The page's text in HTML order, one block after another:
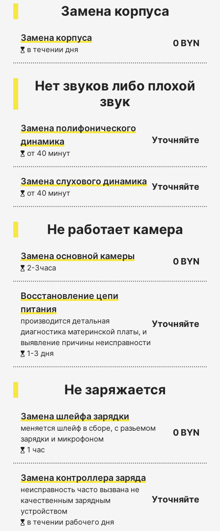
Замена корпуса
Замена корпуса
в течении дня
0 BYN
Нет звуков либо плохой
звук
Замена полифонического
динамика
от 40 минут
Уточняйте
Замена слухового динамика
от 40 минут
Уточняйте
Не работает камера
Замена основной камеры
2-3часа
0 BYN
Восстановление цепи
питания
производится детальная
диагностика материнской платы, и
выявление причины неисправности
1-3 дня
Уточняйте
Не заряжается
Замена шлейфа зарядки
меняется шлейф в сборе, с разьемом
зарядки и микрофоном
1 час
0 BYN
Замена контроллера заряда
неисправность часто вызвана не
качественным зарядным
устройством
в течении рабочего дня
Уточняйте